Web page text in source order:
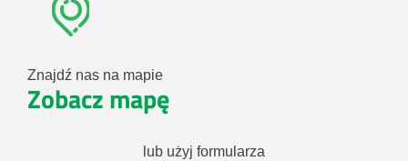
Znajdź nas na mapie
Zobacz mapę
lub użyj formularza